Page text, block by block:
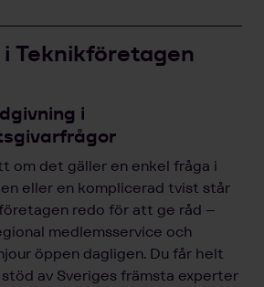
Teknikföretagen
i
om det gäller en enkel fråga i
eller en komplicerad tvist står
redo för att ge råd –
medlemsservice och
öppen dagligen. Du får helt
av Sveriges främsta experter